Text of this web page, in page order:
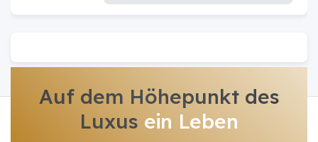
Auf dem Höhepunkt des
Luxus ein Leben